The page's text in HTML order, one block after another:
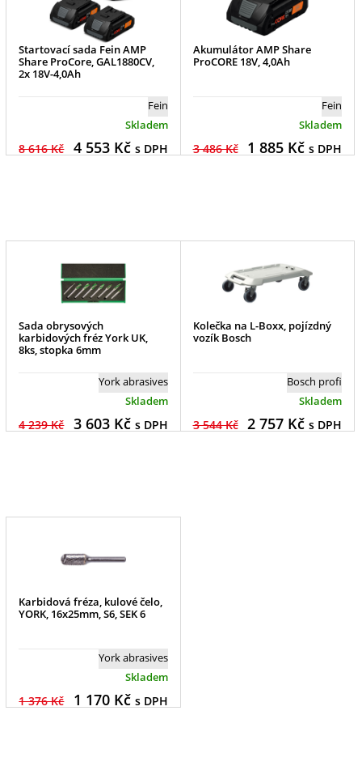
Startovací sada Fein AMP
Share ProCore, GAL1880CV,
2x 18V-4,0Ah
Fein
Skladem
8 616 Kč 4 553Kč s DPH
Akumulátor AMP Share
ProCORE 18V, 4,0Ah
Fein
Skladem
3 486 Kč 1 885Kč s DPH
Sada obrysových
karbidových fréz York UK,
8ks, stopka 6mm
York abrasives
Skladem
4 239 Kč 3 603Kč s DPH
Kolečka na L-Boxx, pojízdný
vozík Bosch
Bosch profi
Skladem
3 544 Kč 2 757Kč s DPH
Karbidová fréza, kulové čelo,
YORK, 16x25mm, S6, SEK 6
York abrasives
Skladem
1 376 Kč 1 170Kč s DPH